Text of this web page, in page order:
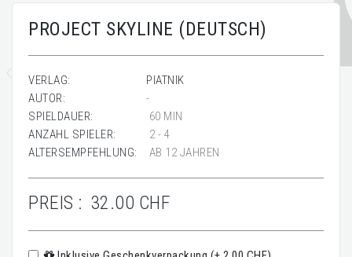
PROJECT SKYLINE (DEUTSCH)
VERLAG:
PIATNIK
AUTOR:
-
SPIELDAUER:
60 MIN
ANZAHL SPIELER:
2 - 4
ALTERSEMPFEHLUNG:
AB 12 JAHREN
PREIS : 32.00 CHF